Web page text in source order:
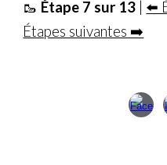
🥾 Étape 7 sur 13 ⬅️
Étapes suivantes ➡️